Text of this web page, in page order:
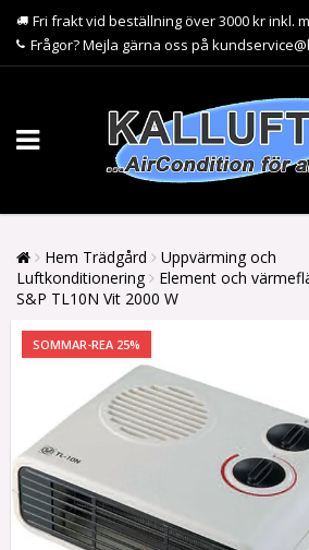
Fri frakt vid beställning över 3000 kr inkl.
Frågor? Mejla gärna oss på
Hem Trädgård
Uppvärming och
Luftkonditionering
Element och
S&P TL10N Vit 2000 W
SOMMAR-REA 25%